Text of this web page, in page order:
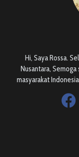
Hi, Saya Rossa.
Nusantara,
masyarakat